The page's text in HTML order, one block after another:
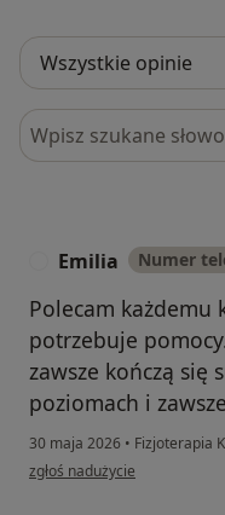
Szukaj w opiniach
Emilia Numer
Polecam każdemu
potrzebuje
zawsze kończą się
poziomach i
30 maja 2026 • Fizjoterapia
w opinii użytkownika Emilia
zgłoś nadużycie